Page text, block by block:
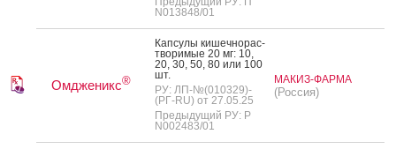
N013848/01
Омдженикс®
Кап­су­лы ки­шеч­но­рас­
тво­римые 20 мг: 10,
20, 30, 50, 80 или 100
шт.
РУ: ЛП-№(010329)-
(РГ-RU) от 27.05.25
Предыдущий РУ: Р
N002483/01
МАКИЗ-ФАРМА
(Россия)